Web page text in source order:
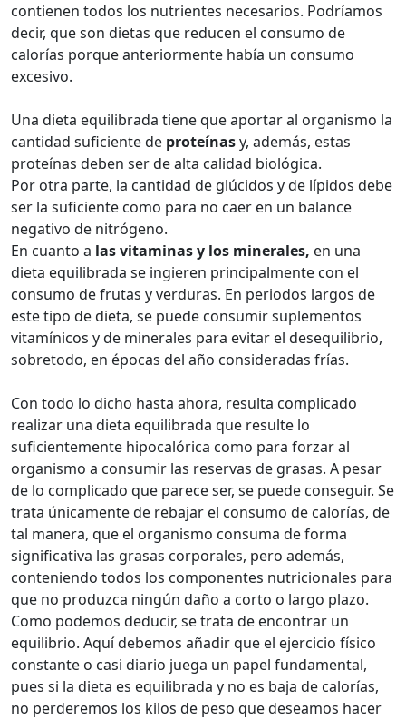
contienen todos los nutrientes necesarios. Podríamos
decir, que son dietas que reducen el consumo de
calorías porque anteriormente había un consumo
excesivo.
Una dieta equilibrada tiene que aportar al organismo la
cantidad suficiente de proteínasy, además, estas
proteínas deben ser de alta calidad biológica.
Por otra parte, la cantidad de glúcidos y de lípidos debe
ser la suficiente como para no caer en un balance
negativo de nitrógeno.
En cuanto a las vitaminas y los minerales, en una
dieta equilibrada se ingieren principalmente con el
consumo de frutas y verduras. En periodos largos de
este tipo de dieta, se puede consumir suplementos
vitamínicos y de minerales para evitar el desequilibrio,
sobretodo, en épocas del año consideradas frías.
Con todo lo dicho hasta ahora, resulta complicado
realizar una dieta equilibrada que resulte lo
suficientemente hipocalórica como para forzar al
organismo a consumir las reservas de grasas. A pesar
de lo complicado que parece ser, se puede conseguir. Se
trata únicamente de rebajar el consumo de calorías, de
tal manera, que el organismo consuma de forma
significativa las grasas corporales, pero además,
conteniendo todos los componentes nutricionales para
que no produzca ningún daño a corto o largo plazo.
Como podemos deducir, se trata de encontrar un
equilibrio. Aquí debemos añadir que el ejercicio físico
constante o casi diario juega un papel fundamental,
pues si la dieta es equilibrada y no es baja de calorías,
no perderemos los kilos de peso que deseamos hacer